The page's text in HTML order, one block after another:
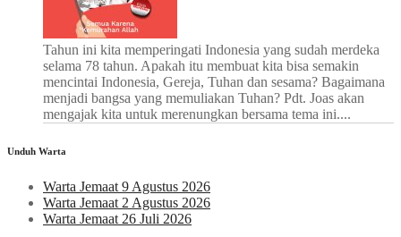
Tahun ini kita memperingati Indonesia yang sudah merdeka
selama 78 tahun. Apakah itu membuat kita bisa semakin
mencintai Indonesia, Gereja, Tuhan dan sesama? Bagaimana
menjadi bangsa yang memuliakan Tuhan? Pdt. Joas akan
mengajak kita untuk merenungkan bersama tema ini....
Unduh Warta
Warta Jemaat 9 Agustus 2026
Warta Jemaat 2 Agustus 2026
Warta Jemaat 26 Juli 2026